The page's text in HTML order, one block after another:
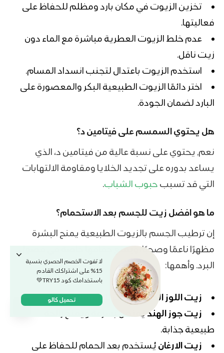
تخزين الزيوت في مكان بارد ومظلم للحفاظ على
فعاليتها.
عدم خلط الزيوت العطرية مباشرة مع الماء دون
زيت ناقل.
استخدم الزيوت باعتدال لتجنب انسداد المسام.
اختر دائمًا الزيوت الطبيعية البكر والمعصورة على
البارد لضمان الجودة.
هل يحتوي السمسم على فيتامين د؟
نعم, يحتوي على نسبة عالية من فيتامين د، الذي
يساعد بدوره على تجديد الخلايا ومقاومة الالتهابات
التي قد تسبب حبوب الشباب.
ما هو افضل زيت للجسم بعد الاستحمام؟
إن ترطيب الجسم بالزيوت الطبيعية يمنح البشرة
مظهرًا ناعمًا وصحيًا، ويمنع جفافها خاصة في فصول
البرد. وأهمها:
زيت اللوز الحلومناسب للبشرة الحساسة.
زيت جوز الهنديُمتص بسرعة ويمنح رائحة
طبيعية جذابة.
زيت الارغان يُستخدم بعد الحمام للحفاظ على
لا تفوت الخصم الحصري بنسبة
15% على اشتراكك القادم
باستخدامك كود TRY15💚
تحميل كالو